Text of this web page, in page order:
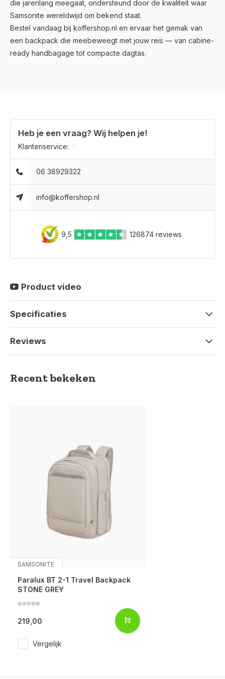
die jarenlang meegaat, ondersteund door de kwaliteit waar
Samsonite wereldwijd om bekend staat.
Bestel vandaag bij koffershop.nl en ervaar het gemak van
een backpack die meebeweegt met jouw reis — van cabine-
ready handbagage tot compacte dagtas.
Heb je een vraag? Wij helpen je!
Klantenservice:
06 38929322
info@koffershop.nl
9,5 126874 reviews
Product video
Specificaties
Reviews
Recent bekeken
SAMSONITE
Paralux BT 2-1 Travel Backpack
STONE GREY
219,00
Vergelijk